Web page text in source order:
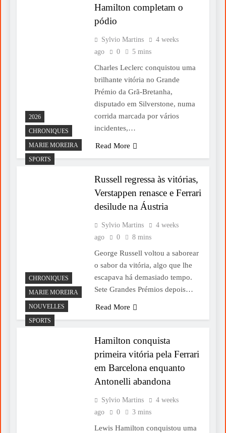
Hamilton completam o
pódio
Sylvio Martins
4 weeks
ago
0 5 mins
Charles Leclerc conquistou uma
brilhante vitória no Grande
Prémio da Grã-Bretanha,
disputado em Silverstone, numa
corrida marcada por vários
incidentes,…
Read More
2026
CHRONIQUES
MARIE MOREIRA
SPORTS
Russell regressa às vitórias,
Verstappen renasce e Ferrari
desilude na Áustria
Sylvio Martins
4 weeks
ago
0 8 mins
George Russell voltou a saborear
o sabor da vitória, algo que lhe
escapava há demasiado tempo.
Sete Grandes Prémios depois…
Read More
CHRONIQUES
MARIE MOREIRA
NOUVELLES
SPORTS
Hamilton conquista
primeira vitória pela Ferrari
em Barcelona enquanto
Antonelli abandona
Sylvio Martins
4 weeks
ago
0 3 mins
Lewis Hamilton conquistou uma